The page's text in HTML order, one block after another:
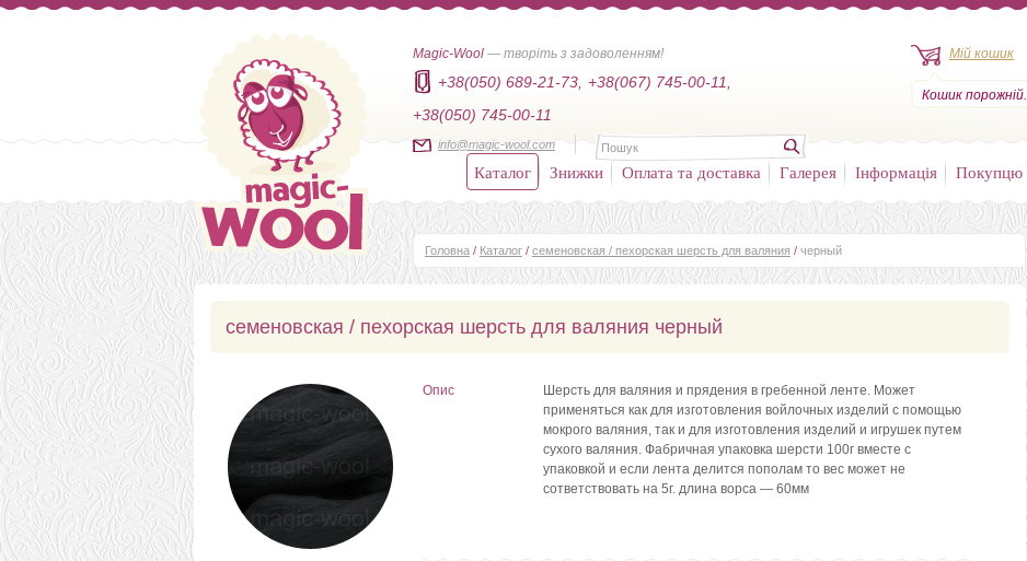
Magic-Wool — творіть з задоволенням!
+38(050) 689-21-73,
+38(067) 745-00-11,
+38(050) 745-00-11
info@magic-wool.com
Мій кошик
Кошик порожній.
Каталог Знижки Оплата та доставка Галерея Інформація Покупцю
Головна / Каталог / семеновская / пехорская шерсть для валяния / черный
семеновская / пехорская шерсть для валяния черный
Опис
Шерсть для валяния и прядения в гребенной ленте. Может
применяться как для изготовления войлочных изделий с помощью
мокрого валяния, так и для изготовления изделий и игрушек путем
сухого валяния. Фабричная упаковка шерсти 100г вместе с
упаковкой и если лента делится пополам то вес может не
сответствовать на 5г. длина ворса — 60мм